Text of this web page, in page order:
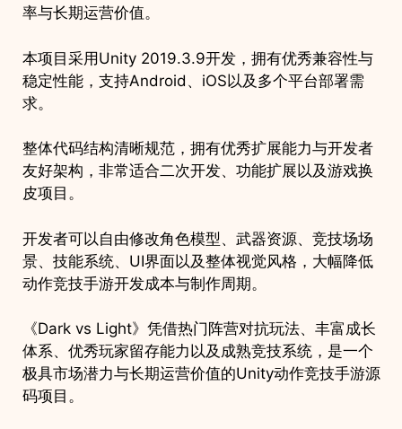
率与长期运营价值。
本项目采用Unity 2019.3.9开发，拥有优秀兼容性与
稳定性能，支持Android、iOS以及多个平台部署需
求。
整体代码结构清晰规范，拥有优秀扩展能力与开发者
友好架构，非常适合二次开发、功能扩展以及游戏换
皮项目。
开发者可以自由修改角色模型、武器资源、竞技场场
景、技能系统、UI界面以及整体视觉风格，大幅降低
动作竞技手游开发成本与制作周期。
《Dark vs Light》凭借热门阵营对抗玩法、丰富成长
体系、优秀玩家留存能力以及成熟竞技系统，是一个
极具市场潜力与长期运营价值的Unity动作竞技手游源
码项目。